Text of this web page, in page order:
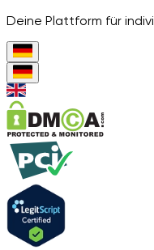
Deine Plattform für